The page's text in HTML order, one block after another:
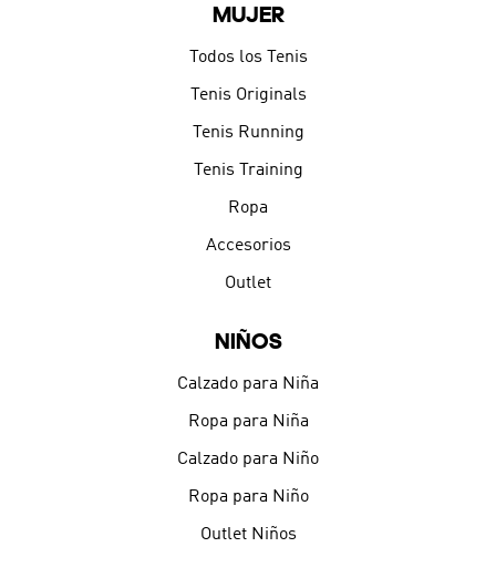
MUJER
Todos los Tenis
Tenis Originals
Tenis Running
Tenis Training
Ropa
Accesorios
Outlet
NIÑOS
Calzado para Niña
Ropa para Niña
Calzado para Niño
Ropa para Niño
Outlet Niños